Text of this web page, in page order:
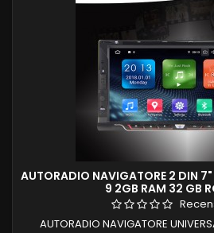
AUTORADIO NAVIGATORE 2 DIN 7"
9 2GB RAM 32 GB
AUTORADIO NAVIGATORE